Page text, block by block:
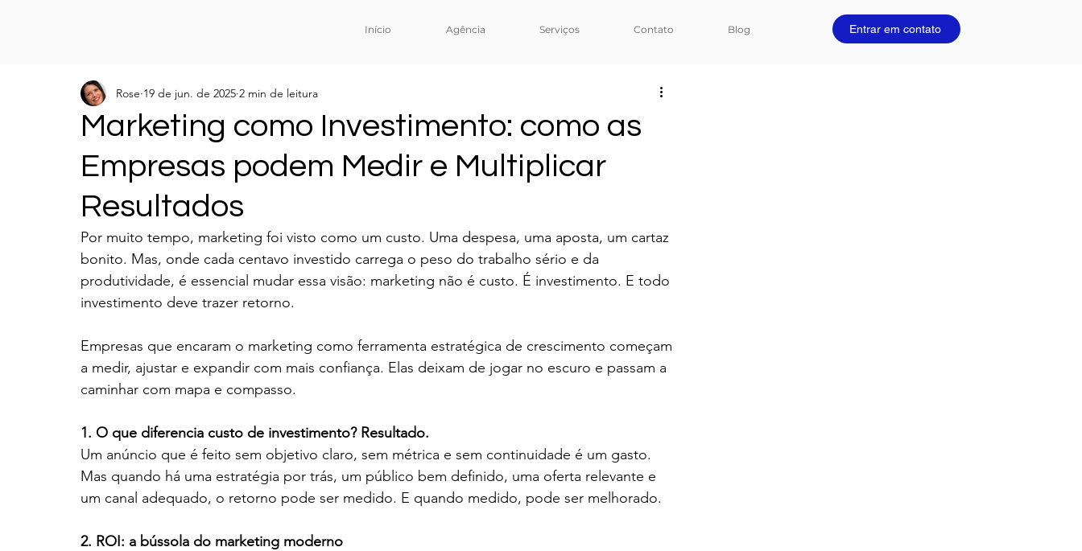
Início Agência Serviços Contato Blog Entrar em contato
Marketing como Investimento: como as
Empresas podem Medir e Multiplicar
Resultados
Rose 19 de jun. de 2025 2 min de leitura
Por muito tempo, marketing foi visto como um custo. Uma despesa, uma aposta, um cartaz
bonito. Mas, onde cada centavo investido carrega o peso do trabalho sério e da
produtividade, é essencial mudar essa visão: marketing não é custo. É investimento. E todo
investimento deve trazer retorno.
Empresas que encaram o marketing como ferramenta estratégica de crescimento começam
a medir, ajustar e expandir com mais confiança. Elas deixam de jogar no escuro e passam a
caminhar com mapa e compasso.
1. O que diferencia custo de investimento? Resultado.
Um anúncio que é feito sem objetivo claro, sem métrica e sem continuidade é um gasto.
Mas quando há uma estratégia por trás, um público bem definido, uma oferta relevante e
um canal adequado, o retorno pode ser medido. E quando medido, pode ser melhorado.
2. ROI: a bússola do marketing moderno